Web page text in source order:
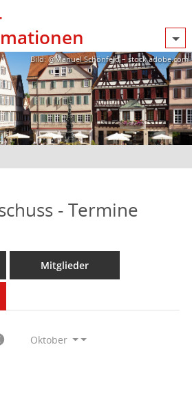
Bild: @Manuel Schönfeld – stock.adobe.com
- Termine
Mitglieder
Oktober